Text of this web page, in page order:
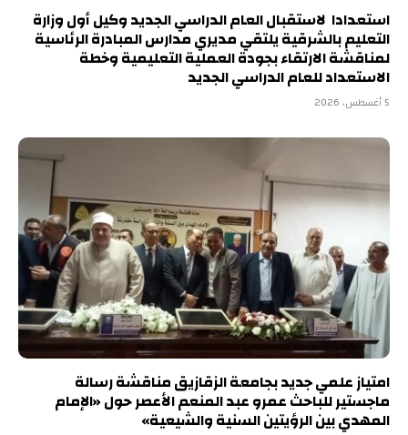
استعدادا لاستقبال العام الدراسي الجديد وكيل أول وزارة
التعليم بالشرقية يلتقي مديري مدارس المبادرة الرئاسية
لمناقشة الارتقاء بجودة العملية التعليمية وخطة
الاستعداد للعام الدراسي الجديد
5 أغسطس، 2026
امتياز علمي جديد بجامعة الزقازيق مناقشة رسالة
ماجستير للباحث عمرو عبد المنعم الأعصر حول «الإمام
المهدي بين الرؤيتين السنية والشيعية»